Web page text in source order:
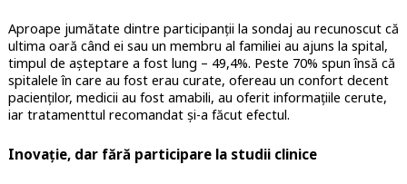
Aproape jumătate dintre participanții la sondaj au recunoscut că
ultima oară când ei sau un membru al familiei au ajuns la spital,
timpul de așteptare a fost lung – 49,4%. Peste 70% spun însă că
spitalele în care au fost erau curate, ofereau un confort decent
pacienților, medicii au fost amabili, au oferit informațiile cerute,
iar tratamenttul recomandat și-a făcut efectul.
Inovație, dar fără participare la studii clinice